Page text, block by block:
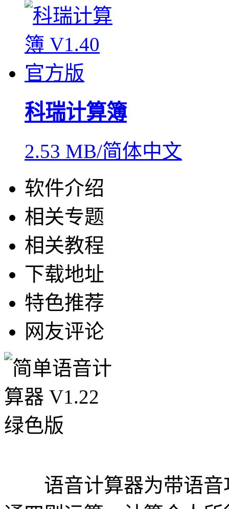
科瑞计算簿
2.53 MB/简体中文
软件介绍
相关专题
相关教程
下载地址
特色推荐
网友评论
语音计算器为带语音